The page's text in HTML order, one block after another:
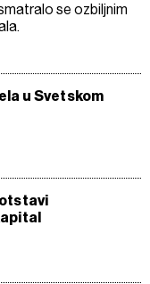
se ozbiljnim
u Svetskom